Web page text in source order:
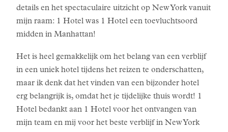
details en het spectaculaire uitzicht op New York vanuit
mijn raam: 1 Hotel was 1 Hotel een toevluchtsoord
midden in Manhattan!
Het is heel gemakkelijk om het belang van een verblijf
in een uniek hotel tijdens het reizen te onderschatten,
maar ik denk dat het vinden van een bijzonder hotel
erg belangrijk is, omdat het je tijdelijke thuis wordt! 1
Hotel bedankt aan 1 Hotel voor het ontvangen van
mijn team en mij voor het beste verblijf in New York